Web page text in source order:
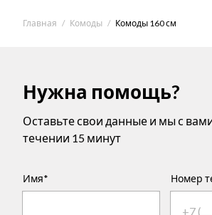
Главная Комоды Комоды 160 см
Нужна помощь?
Оставьте свои данные и мы с
течении 15 минут
Имя* Номер